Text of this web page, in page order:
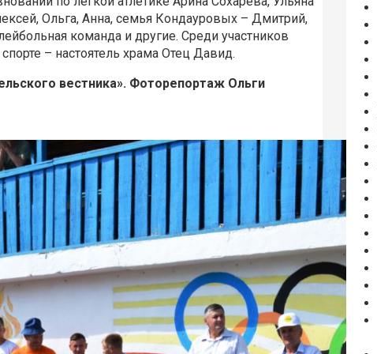
Ольга, Анна, семья Кондауровых – Дмитрий,
команда и другие. Среди участников
– настоятель храма Отец Давид.
вестника». Фоторепортаж Ольги